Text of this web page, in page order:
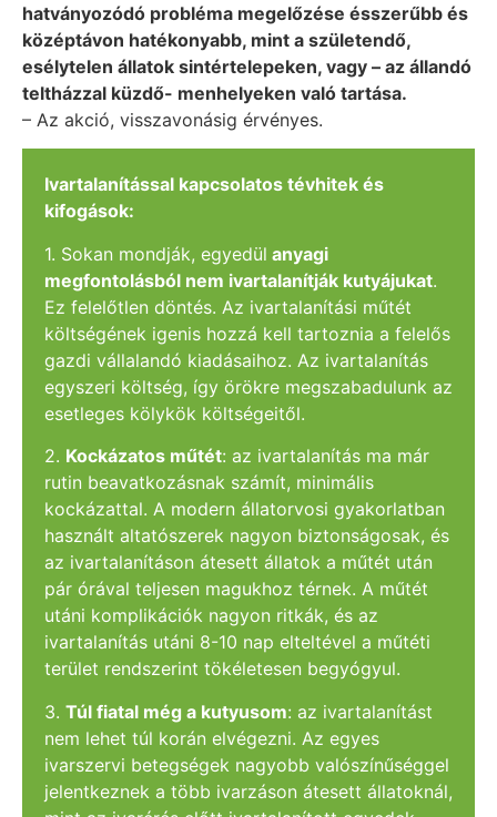
hatványozódó probléma megelőzése ésszerűbb és
középtávon hatékonyabb, mint a születendő,
esélytelen állatok sintértelepeken, vagy – az állandó
teltházzal küzdő- menhelyeken való tartása.
– Az akció, visszavonásig érvényes.
Ivartalanítással kapcsolatos tévhitek és
kifogások:
1. Sokan mondják, egyedül anyagi
megfontolásból nem ivartalanítják kutyájukat.
Ez felelőtlen döntés. Az ivartalanítási műtét
költségének igenis hozzá kell tartoznia a felelős
gazdi vállalandó kiadásaihoz. Az ivartalanítás
egyszeri költség, így örökre megszabadulunk az
esetleges kölykök költségeitől.
2. Kockázatos műtét: az ivartalanítás ma már
rutin beavatkozásnak számít, minimális
kockázattal. A modern állatorvosi gyakorlatban
használt altatószerek nagyon biztonságosak, és
az ivartalanításon átesett állatok a műtét után
pár órával teljesen magukhoz térnek. A műtét
utáni komplikációk nagyon ritkák, és az
ivartalanítás utáni 8-10 nap elteltével a műtéti
terület rendszerint tökéletesen begyógyul.
3. Túl fiatal még a kutyusom: az ivartalanítást
nem lehet túl korán elvégezni. Az egyes
ivarszervi betegségek nagyobb valószínűséggel
jelentkeznek a több ivarzáson átesett állatoknál,